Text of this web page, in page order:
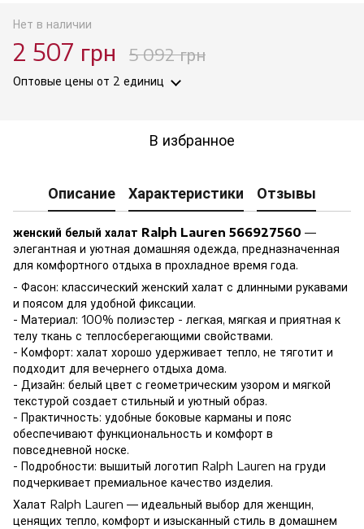
Нет в наличии
2 507 грн 5 092 грн
Оптовые цены от 2 единиц
В избранное
Описание Характеристики Отзывы
женский белый халат Ralph Lauren 566927560 —
элегантная и уютная домашняя одежда, предназначенная
для комфортного отдыха в прохладное время года.
- Фасон: классический женский халат с длинными рукавами
и поясом для удобной фиксации.
- Материал: 100% полиэстер - легкая, мягкая и приятная к
телу ткань с теплосберегающими свойствами.
- Комфорт: халат хорошо удерживает тепло, не тяготит и
подходит для вечернего отдыха дома.
- Дизайн: белый цвет с геометрическим узором и мягкой
текстурой создает стильный и уютный образ.
- Практичность: удобные боковые карманы и пояс
обеспечивают функциональность и комфорт в
повседневной носке.
- Подробности: вышитый логотип Ralph Lauren на груди
подчеркивает премиальное качество изделия.
Халат Ralph Lauren — идеальный выбор для женщин,
ценящих тепло, комфорт и изысканный стиль в домашнем